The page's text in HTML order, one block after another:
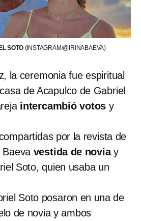
SOTO (INSTAGRAM/@IRINABAEVA)
la ceremonia fue espiritual
de Acapulco de Gabriel
intercambió votos y
por la revista de
Baeva vestida de noviay
Soto, quien usaba un
Soto posaron en una de
de novia y ambos